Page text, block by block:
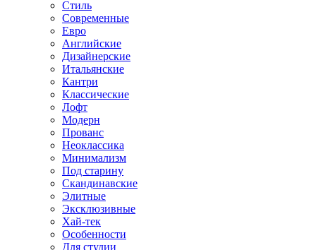
Стиль
Современные
Евро
Английские
Дизайнерские
Итальянские
Кантри
Классические
Лофт
Модерн
Прованс
Неоклассика
Минимализм
Под старину
Скандинавские
Элитные
Эксклюзивные
Хай-тек
Особенности
Для студии